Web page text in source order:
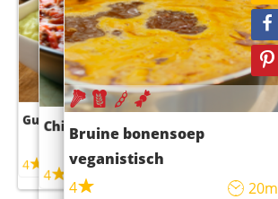
Guacamole
4
Chili con carne
4
Bruine bonensoep
veganistisch
4
20m
Sushi rijstsalade
maaltijdsalade
4